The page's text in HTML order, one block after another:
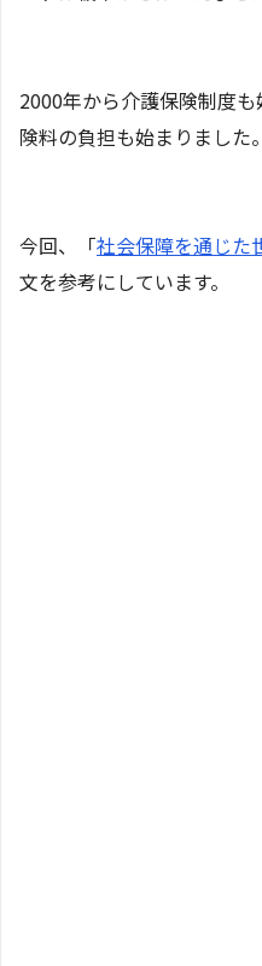
2000年から介護保険制度
険料の負担も始まりました。
今回、「社会保障を通じた
文を参考にしています。